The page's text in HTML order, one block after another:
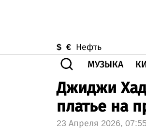
$ € Нефть
МУЗЫКА
Джиджи
платье на
23 Апреля 2026,